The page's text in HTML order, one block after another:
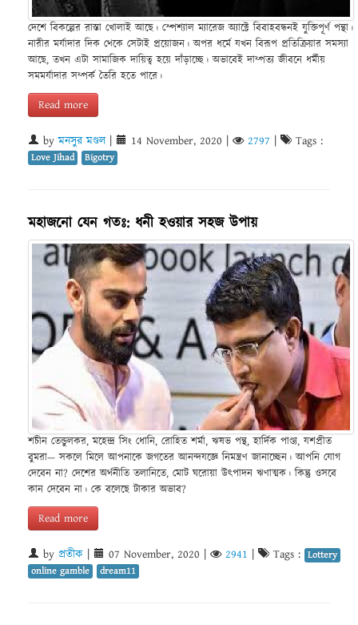
দেশে বিকল্পের রাস্তা খোলাই আছে। স্পেশ্যাল ম্যারেজ অ্যাক্টে বিবাহবন্ধনই যুক্তিপূর্ণ পন্থা।
নারীর মর্যাদার দিক থেকে সেটাই প্রয়োজন। অপর ধর্মে যখন বিরূপ প্রতিক্রিয়ার সমস্যা
আছে, তখন এটা সামাজিক দায়িত্ব হয়ে দাঁড়াচ্ছে। অভাবেই দাম্পত্য জীবনে ধর্মীয়
সমমর্যাদার সম্পর্ক তৈরি হতে পারে।
Read more
byমনসুর মণ্ডল| 14 November, 2020 | 2797 | Tags :
Love Jihad Bigotry
মহাজনো যেন গতঃ: ধনী হওয়ার সহজ উপায়
শচীন তেন্ডুলকর, মহেন্দ্র সিং ধোনি, রোহিত শর্মা, ঋষভ পন্থ, হার্দিক পাণ্ড্য, যশপ্রীত
বুমরা— সকলে মিলে আপনাকে জগতের আনন্দযজ্ঞে নিমন্ত্রণ জানাচ্ছেন। আপনি যোগ
দেবেন না? দেশের অর্থনীতি তলানিতে, মোট ঘরোয়া উৎপাদন ঋণাত্মক। কিন্তু ওসবে
কান দেবেন না। কে বলেছে টাকার অভাব?
Read more
by প্রতীক | 07 November, 2020 | 2941 | Tags : Lottery
online gamble
dream11